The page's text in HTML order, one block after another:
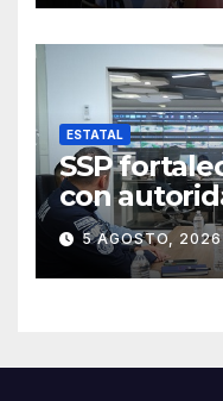
ESTATAL
SSP
con
para
región
5 AGOSTO, 2026